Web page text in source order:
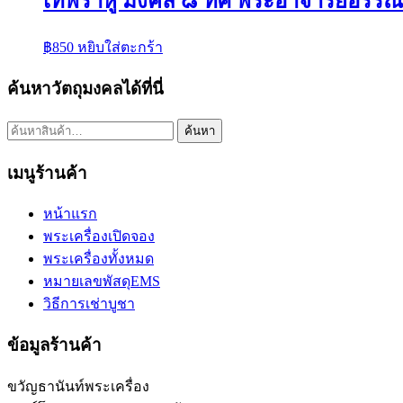
฿850 หยิบใส่ตะกร้า
ค้นหาวัตถุมงคลได้ที่นี่
ค้นหา: ค้นหา
เมนูร้านค้า
หน้าแรก
พระเครื่องเปิดจอง
พระเครื่องทั้งหมด
หมายเลขพัสดุEMS
วิธีการเช่าบูชา
ข้อมูลร้านค้า
ขวัญธานันท์พระเครื่อง